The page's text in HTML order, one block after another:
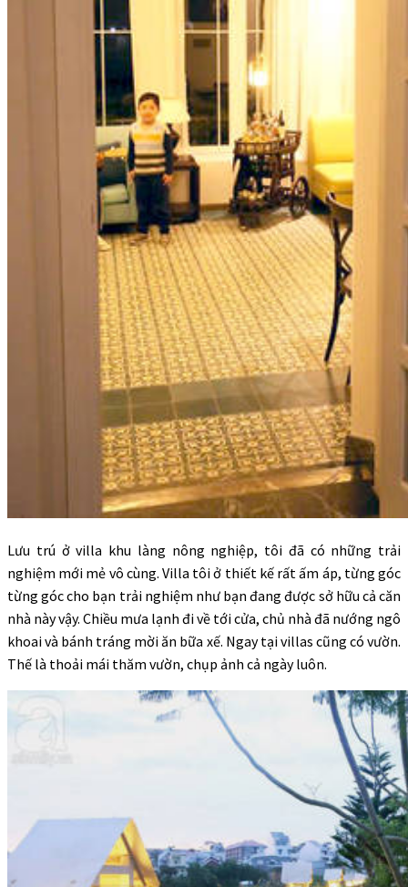
Lưu trú ở villa khu làng nông nghiệp, tôi đã có những trải
nghiệm mới mẻ vô cùng. Villa tôi ở thiết kế rất ấm áp, từng góc
từng góc cho bạn trải nghiệm như bạn đang được sở hữu cả căn
nhà này vậy. Chiều mưa lạnh đi về tới cửa, chủ nhà đã nướng ngô
khoai và bánh tráng mời ăn bữa xế. Ngay tại villas cũng có vườn.
Thế là thoải mái thăm vườn, chụp ảnh cả ngày luôn.